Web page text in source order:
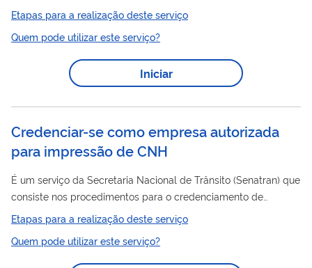
de Habilitação (CNH ) mais recente. Ao Validar
Número do FormulárioCNH; Código de Segurança; Nome do
Condutor; Categoria; Validade.
Etapas para a realização deste serviço
Quem pode utilizar este serviço?
Iniciar
Credenciar-se como empresa autorizada
para impressão de CNH
É um serviço da Secretaria Nacional de Trânsito (Senatran) que
consiste nos procedimentos para o credenciamento de
empresa interessada em produzir graficamente a Carteira
Etapas para a realização deste serviço
Quem pode utilizar este serviço?